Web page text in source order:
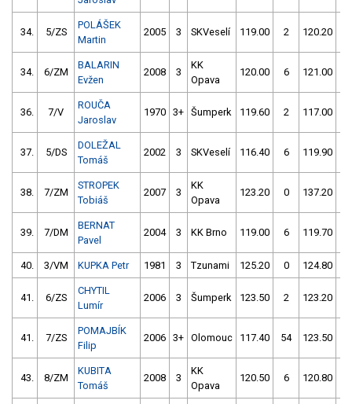
34. 5/ZS
POLÁŠEK
Martin
2005 3 SKVeselí 119.00 2 120.20
34. 6/ZM
BALARIN
Evžen
2008 3
KK
Opava
120.00 6 121.00
36. 7/V
ROUČA
Jaroslav
1970 3+ Šumperk 119.60 2 117.00
37. 5/DS
DOLEŽAL
Tomáš
2002 3 SKVeselí 116.40 6 119.90
38. 7/ZM
STROPEK
Tobiáš
2007 3
KK
Opava
123.20 0 137.20
39. 7/DM
BERNAT
Pavel
2004 3 KK Brno 119.00 6 119.70
40. 3/VM KUPKA Petr 1981 3 Tzunami 125.20 0 124.80
41. 6/ZS
CHYTIL
Lumír
2006 3 Šumperk 123.50 2 123.20
41. 7/ZS
POMAJBÍK
Filip
2006 3+ Olomouc 117.40 54 123.50
43. 8/ZM
KUBITA
Tomáš
2008 3
KK
Opava
120.50 6 120.80